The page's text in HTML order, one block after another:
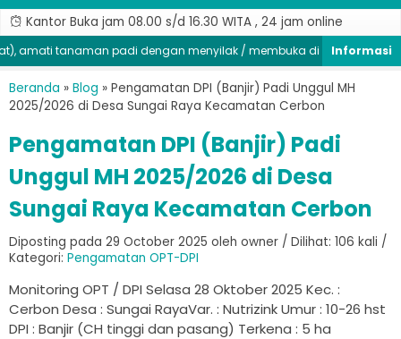
Kantor Buka jam 08.00 s/d 16.30 WITA , 24 jam online
tanaman padi dengan menyilak / membuka di bagian batang,
Beranda » Blog » Pengamatan DPI (Banjir) Padi Unggul MH
2025/2026 di Desa Sungai Raya Kecamatan Cerbon
Pengamatan DPI (Banjir) Padi
Unggul MH 2025/2026 di Desa
Sungai Raya Kecamatan Cerbon
Diposting pada 29 October 2025 oleh owner / Dilihat: 106 kali /
Kategori: Pengamatan OPT-DPI
Monitoring OPT / DPI Selasa 28 Oktober 2025 Kec. :
Cerbon Desa : Sungai RayaVar. : Nutrizink Umur : 10-26 hst
DPI : Banjir (CH tinggi dan pasang) Terkena : 5 ha